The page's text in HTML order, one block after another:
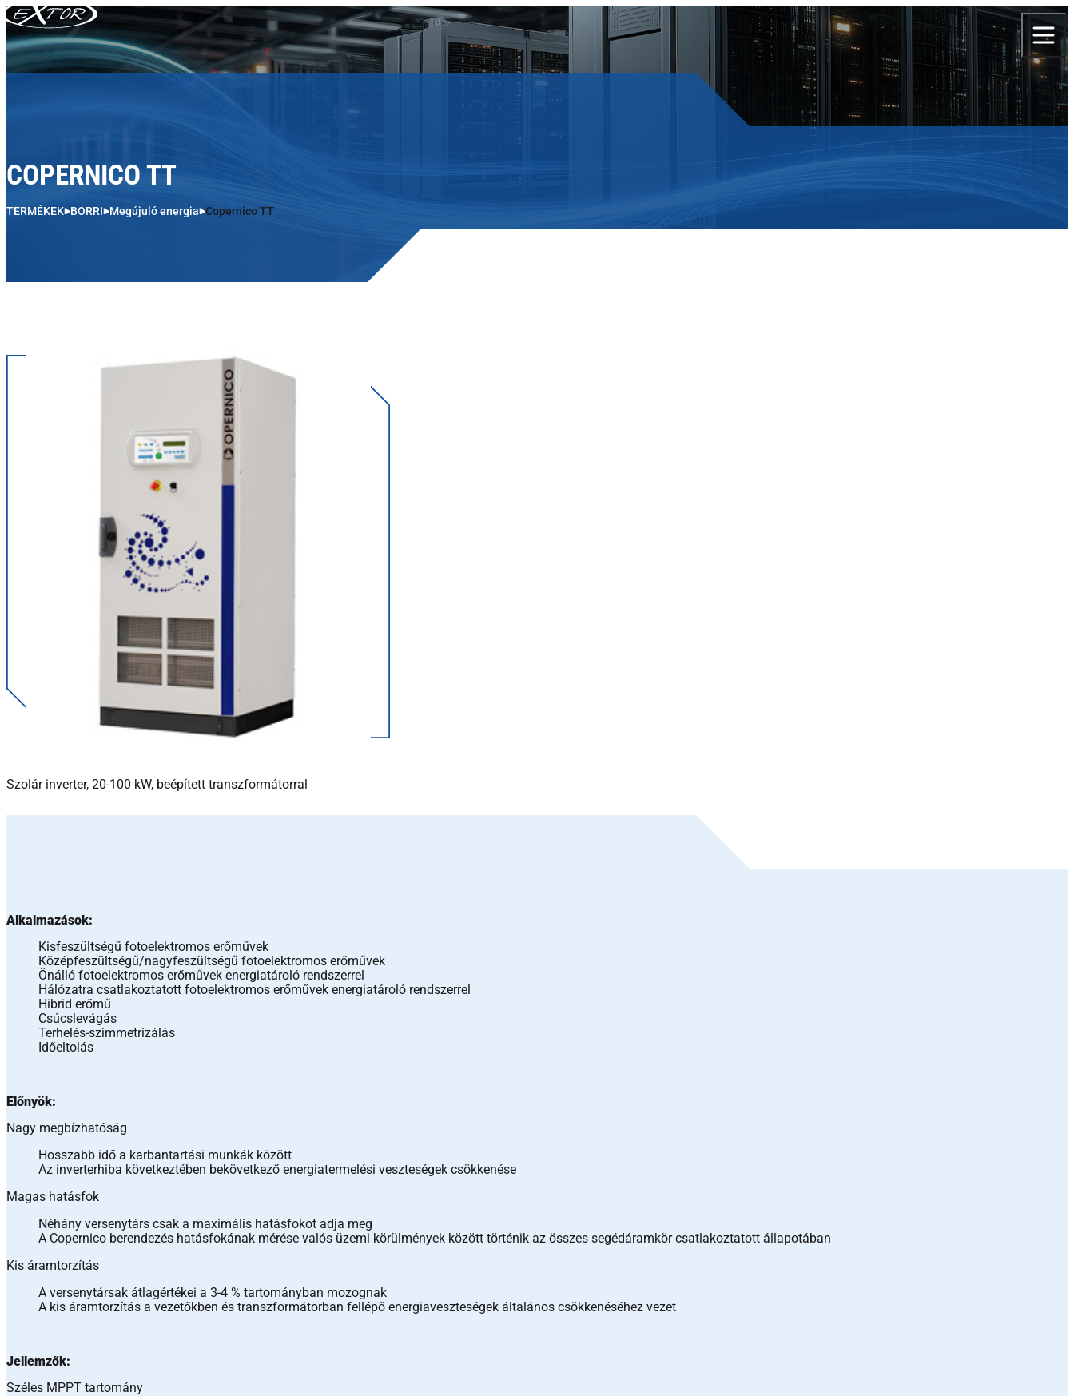
Skip to content
COPERNICO TT
TERMÉKEK BORRI Megújuló energia Copernico TT
Szolár inverter, 20-100 kW, beépített transzformátorral
Alkalmazások:
Kisfeszültségű fotoelektromos erőművek
Középfeszültségű/nagyfeszültségű fotoelektromos erőművek
Önálló fotoelektromos erőművek energiatároló rendszerrel
Hálózatra csatlakoztatott fotoelektromos erőművek energiatároló rendszerrel
Hibrid erőmű
Csúcslevágás
Terhelés-szimmetrizálás
Időeltolás
Előnyök:
Nagy megbízhatóság
Hosszabb idő a karbantartási munkák között
Az inverterhiba következtében bekövetkező energiatermelési veszteségek csökkenése
Magas hatásfok
Néhány versenytárs csak a maximális hatásfokot adja meg
A Copernico berendezés hatásfokának mérése valós üzemi körülmények között történik az összes segédáramkör csatlakoztatott állapotában
Kis áramtorzítás
A versenytársak átlagértékei a 3-4 % tartományban mozognak
A kis áramtorzítás a vezetőkben és transzformátorban fellépő energiaveszteségek általános csökkenéséhez vezet
Jellemzők:
Széles MPPT tartomány